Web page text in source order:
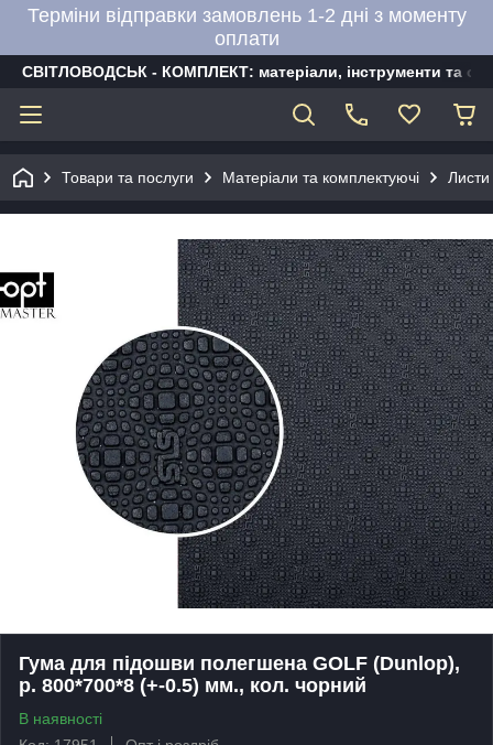
Терміни відправки замовлень 1-2 дні з моменту
оплати
СВІТЛОВОДСЬК - КОМПЛЕКТ: матеріали, інструменти та
Товари та послуги Матеріали та комплектуючі
Гума для підошви полегшена GOLF (Dunlop),
р. 800*700*8 (+-0.5) мм., кол. чорний
В наявності